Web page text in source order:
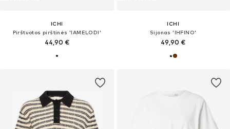
ICHI
Pirštuotos pirštinės 'IAMELODI'
44,90 €
ICHI
Sijonas 'IHFINO'
49,90 €